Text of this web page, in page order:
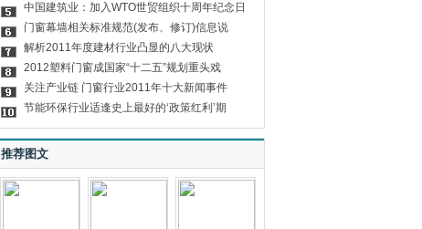
中国建筑业：加入WTO世贸组织十周年纪念日
门窗幕墙相关标准规范(发布、修订)信息说
解析2011年度建材行业凸显的八大现状
2012塑料门窗成国家“十二五”规划重头戏
关注产业链 门窗行业2011年十大新闻事件
节能环保行业适逢史上最好的‘政策红利’期
推荐图文